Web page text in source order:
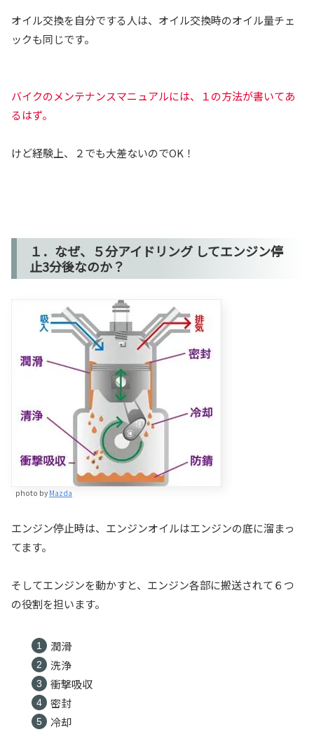
オイル交換を自分でする人は、オイル交換時のオイル量チェ
ックも同じです。
バイクのメンテナンスマニュアルには、１の方法が書いてあ
るはず。
けど経験上、２でも大差ないのでOK！
１．なぜ、５分アイドリング してエンジン停
止3分後なのか？
photo byMazda
エンジン停止時は、エンジンオイルはエンジンの底に溜まっ
てます。
そしてエンジンを動かすと、エンジン各部に搬送されて６つ
の役割を担います。
潤滑
洗浄
衝撃吸収
密封
冷却